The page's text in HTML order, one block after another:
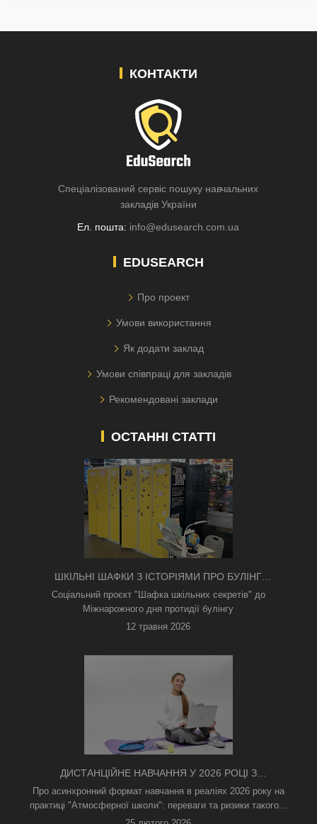
КОНТАКТИ
Спеціалізований сервіс пошуку навчальних
закладів України
Ел. пошта: info@edusearch.com.ua
EDUSEARCH
Про проект
Умови використання
Як додати заклад
Умови співпраці для закладів
Рекомендовані заклади
ОСТАННІ СТАТТІ
ШКІЛЬНІ ШАФКИ З ІСТОРІЯМИ ПРО БУЛІНГ
З'ЯВИЛИСЯ В КИЄВІ
Соціальний проєкт "Шафка шкільних секретів" до
Міжнарожного дня протидії булінгу
12 травня 2026
ДИСТАНЦІЙНЕ НАВЧАННЯ У 2026 РОЦІ З
ТРИВОГАМИ ТА БЕЗ СВІТЛА: ЯК АСИНХРОННИЙ
ФОРМАТ РЯТУЄ ОСВІТНІЙ ПРОЦЕС
Про асинхронний формат навчання в реаліях 2026 року на
практиці "Атмосферної школи": переваги та ризики такого...